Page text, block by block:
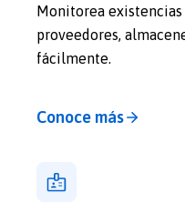
Monitorea
proveedores,
fácilmente.
Conoce más